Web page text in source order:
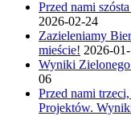
Przed nami
2026-02-24
Zazieleniamy
mieście! 2026-
Wyniki
06
Przed nami
Projektów.